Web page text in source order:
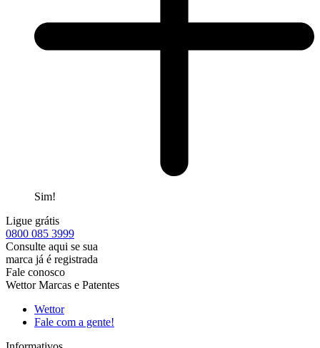
Sim!
Ligue grátis
0800 085 3999
Consulte aqui se sua
marca já é registrada
Fale conosco
Wettor Marcas e Patentes
Wettor
Fale com a gente!